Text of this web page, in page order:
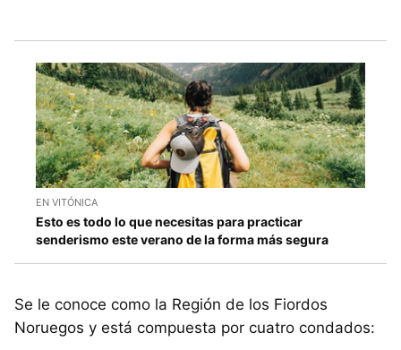
EN VITÓNICA
Esto es todo lo que necesitas para practicar
senderismo este verano de la forma más segura
Se le conoce como la Región de los Fiordos
Noruegos y está compuesta por cuatro condados: